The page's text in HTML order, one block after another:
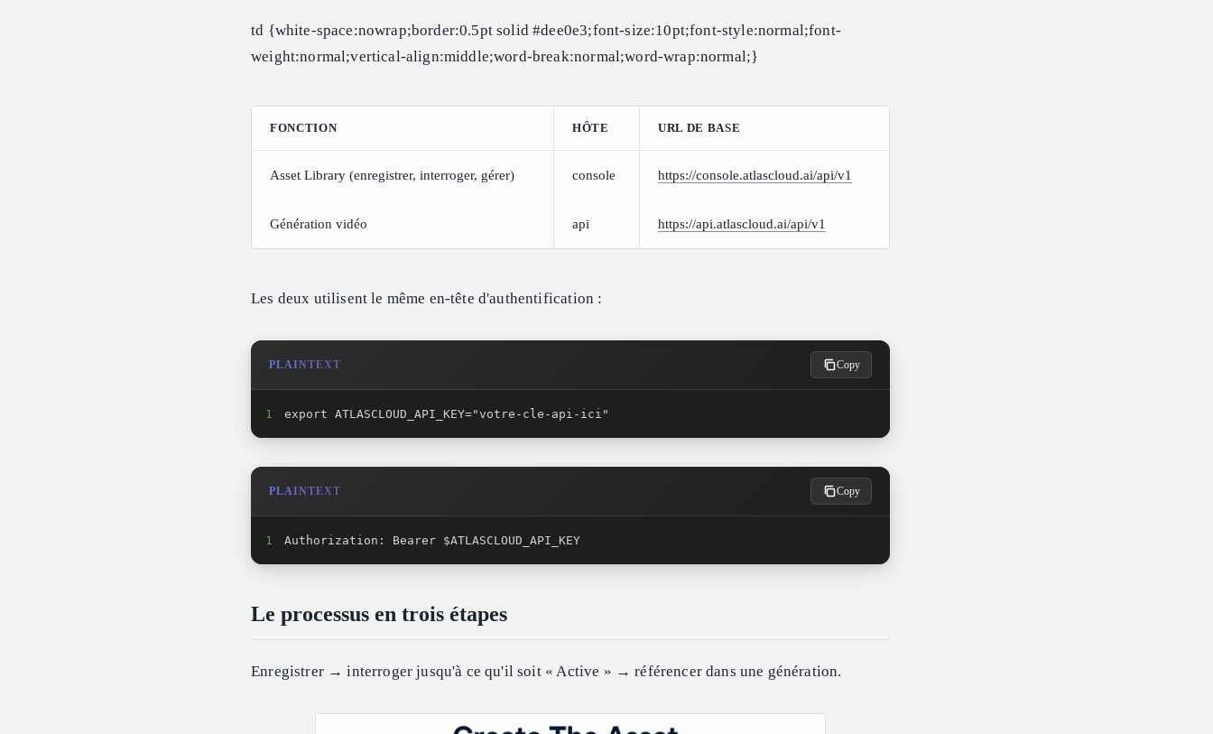
td {white-space:nowrap;border:0.5pt solid #dee0e3;font-size:10pt;font-style:normal;font-
weight:normal;vertical-align:middle;word-break:normal;word-wrap:normal;}
FONCTION HÔTE URL DE BASE
Asset Library (enregistrer, interroger, gérer) console https://console.atlascloud.ai/api/v1
Génération vidéo api https://api.atlascloud.ai/api/v1
Les deux utilisent le même en-tête d'authentification :
PLAINTEXT Copy
1 export ATLASCLOUD_API_KEY="votre-cle-api-ici"
PLAINTEXT Copy
1 Authorization: Bearer $ATLASCLOUD_API_KEY
Le processus en trois étapes
Enregistrer → interroger jusqu'à ce qu'il soit « Active » → référencer dans une génération.